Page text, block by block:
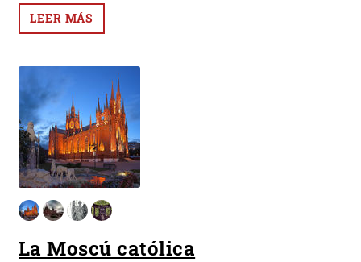
LEER MÁS
La Moscú católica